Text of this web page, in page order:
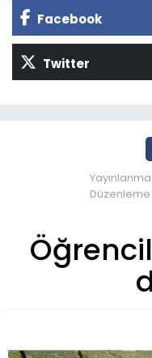
Facebook
Twitter
Düzenleme